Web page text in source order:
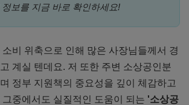
보를 지금 바로 확인하세요!
비 위축으로 인해 많은 사장님들께서 경
계실 텐데요. 저 또한 주변 소상공인분
정부 지원책의 중요성을 깊이 체감하고
중에서도 실질적인 도움이 되는 '소상공